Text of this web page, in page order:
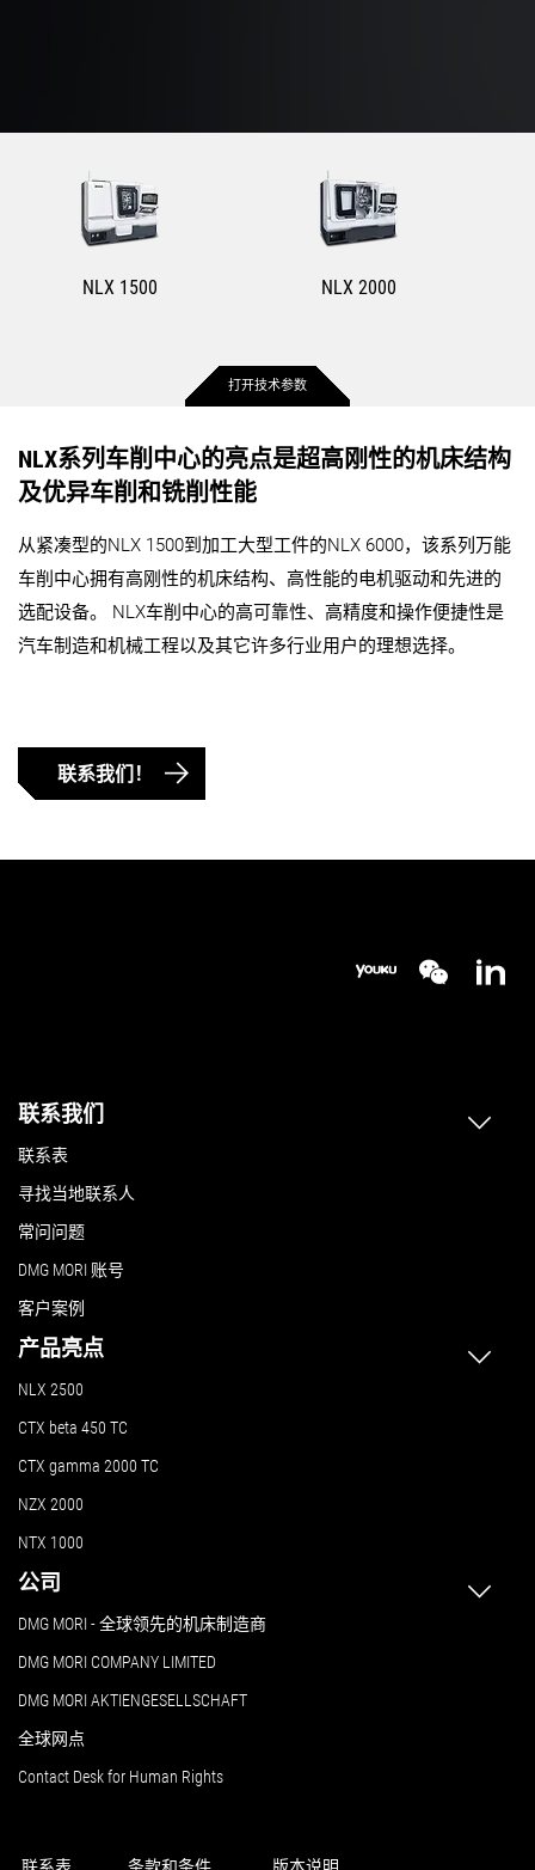
最大工件直径
最大棒料直径
X 轴的最大行程
Z 轴的最大行程
NLX 1500
386 mm
52 mm
260 mm
590 mm
详细信息
NLX 2000
366 mm
65 mm
260 mm
详细信息
打开技术参数
NLX系列车削中心的亮点是超高刚性的机床结构
及优异车削和铣削性能
从紧凑型的NLX 1500到加工大型工件的NLX 6000，该系列万能
车削中心拥有高刚性的机床结构、高性能的电机驱动和先进的
选配设备。 NLX车削中心的高可靠性、高精度和操作便捷性是
汽车制造和机械工程以及其它许多行业用户的理想选择。
联系我们！
联系我们
联系表
寻找当地联系人
常问问题
DMG MORI 账号
客户案例
产品亮点
NLX 2500
CTX beta 450 TC
CTX gamma 2000 TC
NZX 2000
NTX 1000
公司
DMG MORI - 全球领先的机床制造商
DMG MORI COMPANY LIMITED
DMG MORI AKTIENGESELLSCHAFT
全球网点
Contact Desk for Human Rights